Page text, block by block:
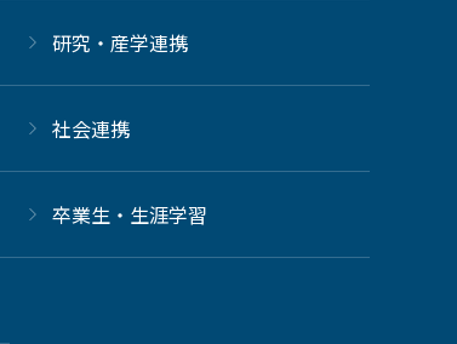
研究・産学連携
社会連携
卒業生・生涯学習